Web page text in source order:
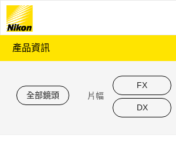
產品資訊
全部鏡頭 片幅
FX
DX